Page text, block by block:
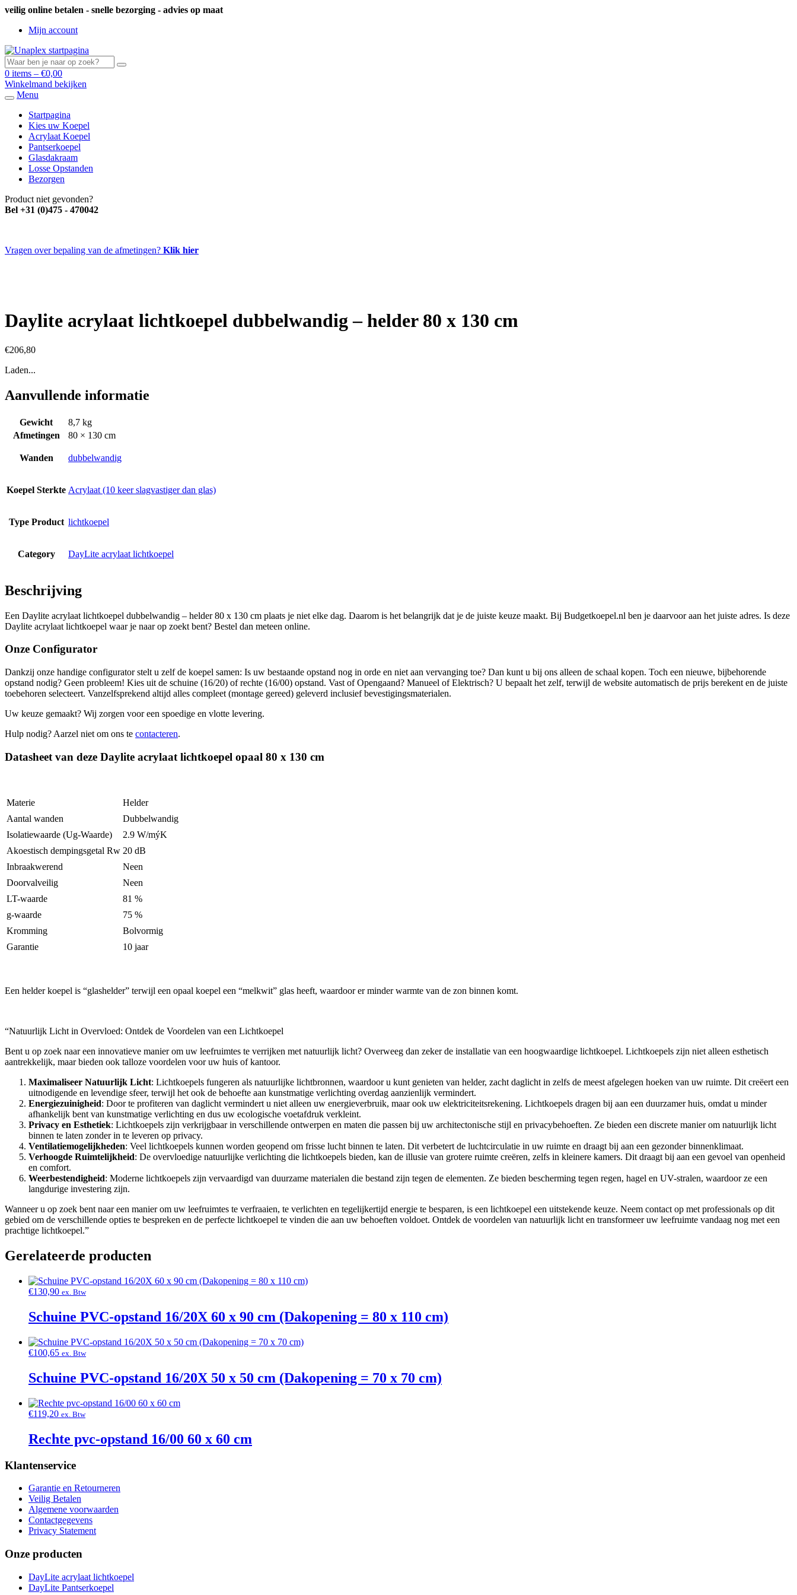
veilig online betalen - snelle bezorging - advies op maat
Mijn account
0 items – €0,00
Winkelmand bekijken
Menu
Startpagina
Kies uw Koepel
Acrylaat Koepel
Pantserkoepel
Glasdakraam
Losse Opstanden
Bezorgen
Product niet gevonden?
Bel +31 (0)475 - 470042
Vragen over bepaling van de afmetingen? Klik hier
Daylite acrylaat lichtkoepel dubbelwandig – helder 80 x 130 cm
€206,80
Laden...
Aanvullende informatie
Gewicht
8,7 kg
Afmetingen
80 × 130 cm
Wanden dubbelwandig
Koepel Sterkte Acrylaat (10 keer slagvastiger dan glas)
Type Product lichtkoepel
Category DayLite acrylaat lichtkoepel
Beschrijving
Een Daylite acrylaat lichtkoepel dubbelwandig – helder 80 x 130 cm plaats je niet elke dag. Daarom is het belangrijk dat je de juiste keuze maakt. Bij Budgetkoepel.nl ben je daarvoor aan het juiste adres. Is deze
Daylite acrylaat lichtkoepel waar je naar op zoekt bent? Bestel dan meteen online.
Onze Configurator
Dankzij onze handige configurator stelt u zelf de koepel samen: Is uw bestaande opstand nog in orde en niet aan vervanging toe? Dan kunt u bij ons alleen de schaal kopen. Toch een nieuwe, bijbehorende
opstand nodig? Geen probleem! Kies uit de schuine (16/20) of rechte (16/00) opstand. Vast of Opengaand? Manueel of Elektrisch? U bepaalt het zelf, terwijl de website automatisch de prijs berekent en de juiste
toebehoren selecteert. Vanzelfsprekend altijd alles compleet (montage gereed) geleverd inclusief bevestigingsmaterialen.
Uw keuze gemaakt? Wij zorgen voor een spoedige en vlotte levering.
Hulp nodig? Aarzel niet om ons te contacteren.
Datasheet van deze Daylite acrylaat lichtkoepel opaal 80 x 130 cm
Materie
Helder
Aantal wanden
Dubbelwandig
Isolatiewaarde (Ug-Waarde)
2.9 W/mýK
Akoestisch dempingsgetal Rw 20 dB
Inbraakwerend
Neen
Doorvalveilig
Neen
LT-waarde
81 %
g-waarde
75 %
Kromming
Bolvormig
Garantie
10 jaar
Een helder koepel is “glashelder” terwijl een opaal koepel een “melkwit” glas heeft, waardoor er minder warmte van de zon binnen komt.
“Natuurlijk Licht in Overvloed: Ontdek de Voordelen van een Lichtkoepel
Bent u op zoek naar een innovatieve manier om uw leefruimtes te verrijken met natuurlijk licht? Overweeg dan zeker de installatie van een hoogwaardige lichtkoepel. Lichtkoepels zijn niet alleen esthetisch
aantrekkelijk, maar bieden ook talloze voordelen voor uw huis of kantoor.
Maximaliseer Natuurlijk Licht: Lichtkoepels fungeren als natuurlijke lichtbronnen, waardoor u kunt genieten van helder, zacht daglicht in zelfs de meest afgelegen hoeken van uw ruimte. Dit creëert een
uitnodigende en levendige sfeer, terwijl het ook de behoefte aan kunstmatige verlichting overdag aanzienlijk vermindert.
Energiezuinigheid: Door te profiteren van daglicht vermindert u niet alleen uw energieverbruik, maar ook uw elektriciteitsrekening. Lichtkoepels dragen bij aan een duurzamer huis, omdat u minder
afhankelijk bent van kunstmatige verlichting en dus uw ecologische voetafdruk verkleint.
Privacy en Esthetiek: Lichtkoepels zijn verkrijgbaar in verschillende ontwerpen en maten die passen bij uw architectonische stijl en privacybehoeften. Ze bieden een discrete manier om natuurlijk licht
binnen te laten zonder in te leveren op privacy.
Ventilatiemogelijkheden: Veel lichtkoepels kunnen worden geopend om frisse lucht binnen te laten. Dit verbetert de luchtcirculatie in uw ruimte en draagt bij aan een gezonder binnenklimaat.
Verhoogde Ruimtelijkheid: De overvloedige natuurlijke verlichting die lichtkoepels bieden, kan de illusie van grotere ruimte creëren, zelfs in kleinere kamers. Dit draagt bij aan een gevoel van openheid
en comfort.
Weerbestendigheid: Moderne lichtkoepels zijn vervaardigd van duurzame materialen die bestand zijn tegen de elementen. Ze bieden bescherming tegen regen, hagel en UV-stralen, waardoor ze een
langdurige investering zijn.
Wanneer u op zoek bent naar een manier om uw leefruimtes te verfraaien, te verlichten en tegelijkertijd energie te besparen, is een lichtkoepel een uitstekende keuze. Neem contact op met professionals op dit
gebied om de verschillende opties te bespreken en de perfecte lichtkoepel te vinden die aan uw behoeften voldoet. Ontdek de voordelen van natuurlijk licht en transformeer uw leefruimte vandaag nog met een
prachtige lichtkoepel.”
Gerelateerde producten
€130,90 ex. Btw
Schuine PVC-opstand 16/20X 60 x 90 cm (Dakopening = 80 x 110 cm)
€100,65 ex. Btw
Schuine PVC-opstand 16/20X 50 x 50 cm (Dakopening = 70 x 70 cm)
€119,20 ex. Btw
Rechte pvc-opstand 16/00 60 x 60 cm
Klantenservice
Garantie en Retourneren
Veilig Betalen
Algemene voorwaarden
Contactgegevens
Privacy Statement
Onze producten
DayLite acrylaat lichtkoepel
DayLite Pantserkoepel